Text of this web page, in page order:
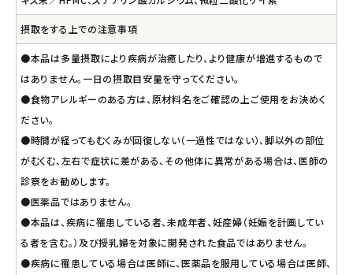
摂取をする上での注意事項
●本品は多量摂取により疾病が治癒したり、より健康が増進するもので
はありません。一日の摂取目安量を守ってください。
●食物アレルギーのある方は、原材料名をご確認の上ご使用をお決めく
ださい。
●時間が経ってもむくみが回復しない（一過性ではない）、脚以外の部位
がむくむ、左右で症状に差がある、その他体に異常がある場合は、医師の
診察をお勧めします。
●医薬品ではありません。
●本品は、疾病に罹患している者、未成年者、妊産婦（妊娠を計画してい
る者を含む。）及び授乳婦を対象に開発された食品ではありません。
●疾病に罹患している場合は医師に、医薬品を服用している場合は医師、